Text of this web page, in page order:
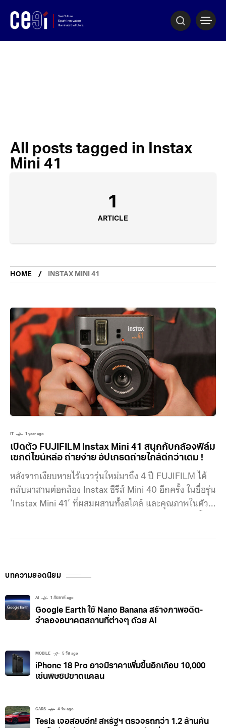
All posts tagged in Instax
Mini 41
1
ARTICLE
HOME INSTAX MINI 41
1 year ago
เปิดตัว FUJIFILM Instax Mini 41 สนุกกับกล้องฟิล์ม
เชกิดีไซน์หล่อ ถ่ายง่าย อัปเกรดถ่ายใกล้ดีกว่าเดิม !
หลังจากเงียบหายไร้แววรุ่นใหม่มาถึง 4 ปี FUJIFILM ได้
กลับมาสานต่อกล้อง Instax ซีรีส์ Mini 40 อีกครั้ง ในชื่อรุ่น
‘Instax Mini 41’ ที่ผสมผสานทั้งสไตล์ และคุณภาพในตัว
บทความยอดนิยม
AI 1 สัปดาห์ ago
Google Earth ใช้ Nano Banana สร้างภาพอดีต-
จำลองอนาคตสถานที่ต่างๆ ด้วย AI
MOBILE 5 วัน ago
iPhone 18 Pro อาจมีราคาเพิ่มขึ้นอีกเกือบ 10,000
เซ่นพิษชิปขาดแคลน
CARS 4 วัน ago
Tesla เจอสอบอีก! สหรัฐฯ ตรวจรถกว่า 1.2 ล้านคัน